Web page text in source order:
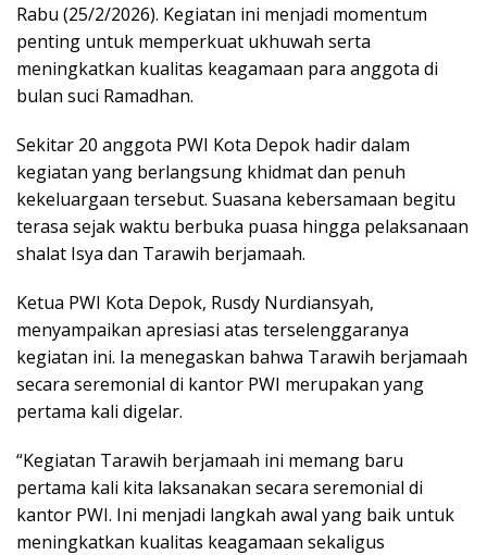
Rabu (25/2/2026). Kegiatan ini menjadi momentum
penting untuk memperkuat ukhuwah serta
meningkatkan kualitas keagamaan para anggota di
bulan suci Ramadhan.
Sekitar 20 anggota PWI Kota Depok hadir dalam
kegiatan yang berlangsung khidmat dan penuh
kekeluargaan tersebut. Suasana kebersamaan begitu
terasa sejak waktu berbuka puasa hingga pelaksanaan
shalat Isya dan Tarawih berjamaah.
Ketua PWI Kota Depok, Rusdy Nurdiansyah,
menyampaikan apresiasi atas terselenggaranya
kegiatan ini. Ia menegaskan bahwa Tarawih berjamaah
secara seremonial di kantor PWI merupakan yang
pertama kali digelar.
“Kegiatan Tarawih berjamaah ini memang baru
pertama kali kita laksanakan secara seremonial di
kantor PWI. Ini menjadi langkah awal yang baik untuk
meningkatkan kualitas keagamaan sekaligus